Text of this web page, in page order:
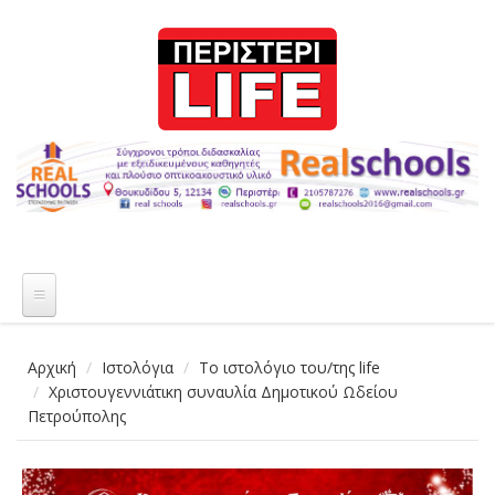
Αρχική Ιστολόγια
Το ιστολόγιο του/της life
Χριστουγεννιάτικη συναυλία Δημοτικού Ωδείου
Πετρούπολης